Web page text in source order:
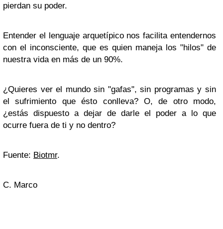
pierdan su poder.
Entender el lenguaje arquetípico nos facilita entendernos
con el inconsciente, que es quien maneja los "hilos" de
nuestra vida en más de un 90%.
¿Quieres ver el mundo sin "gafas", sin programas y sin
el sufrimiento que ésto conlleva? O, de otro modo,
¿estás dispuesto a dejar de darle el poder a lo que
ocurre fuera de ti y no dentro?
Fuente: Biotmr.
C. Marco